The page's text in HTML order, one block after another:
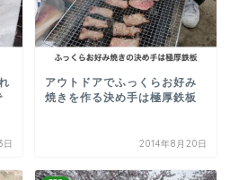
日
アウトドアでふっくらお好み
焼きを作る決め手は極厚鉄板
2014年8月20日